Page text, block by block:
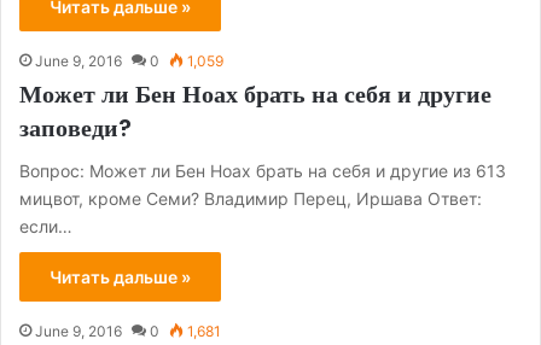
Читать дальше »
June 9, 2016 0 1,059
Может ли Бен Ноах брать на себя и другие
заповеди?
Вопрос: Может ли Бен Ноах брать на себя и другие из 613
мицвот, кроме Семи? Владимир Перец, Иршава Ответ:
если…
Читать дальше »
June 9, 2016 0 1,681